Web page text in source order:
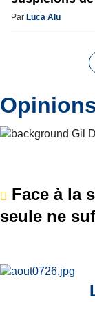
Par Luca Alu
Face à la
seule ne